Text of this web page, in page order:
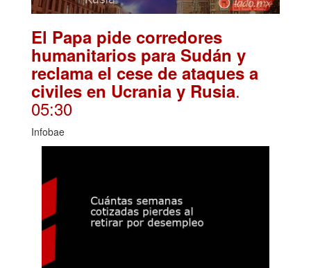
El Papa pide corredores
humanitarios para Sudán y
reclama el cese de ataques a
civiles en Ucrania y Rusia.
05:30
Infobae